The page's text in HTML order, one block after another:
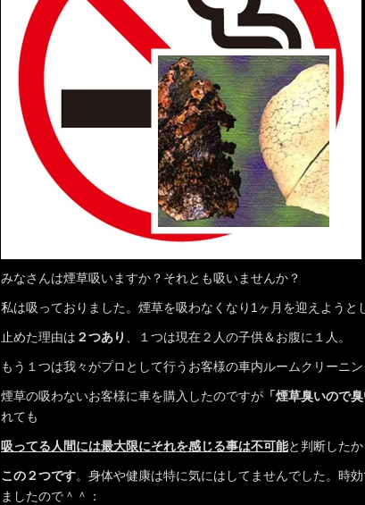
みなさんは煙草吸いますか？それとも吸いませんか？
私は吸っておりました。煙草を吸わなくなり1ヶ月を迎えようと
止めた理由は ２つあり 、１つは現在２人の子供＆お腹に１人。
もう１つは我々がプロとして行うお客様の車内ルームクリーニン
煙草の吸わないお客様に車を購入したのですが 「煙草臭いので
れても
吸ってる人間には最大限にそれを感じる事は不可能と判断したか
この２つです。身体や健康は特に気にはしてませんでした。時
ましたので＾＾：